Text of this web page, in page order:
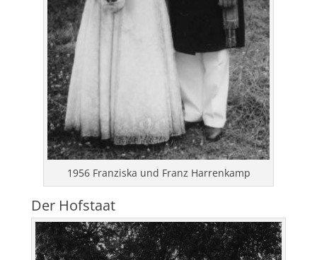
1956 Franziska und Franz Harrenkamp
Der Hofstaat